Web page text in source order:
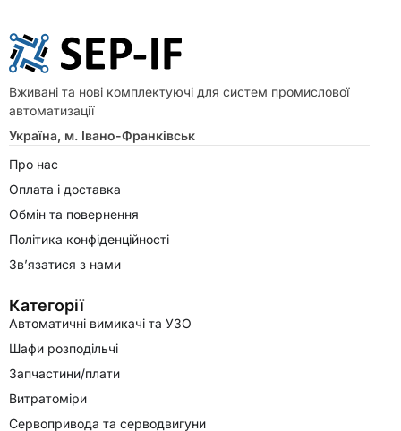
Вживані та нові комплектуючі для систем промислової
автоматизації
Україна, м. Івано-Франківськ
Про нас
Оплата і доставка
Обмін та повернення
Політика конфіденційності
Зв’язатися з нами
Категорії
Автоматичні вимикачі та УЗО
Шафи розподільчі
Запчастини/плати
Витратоміри
Сервопривода та серводвигуни